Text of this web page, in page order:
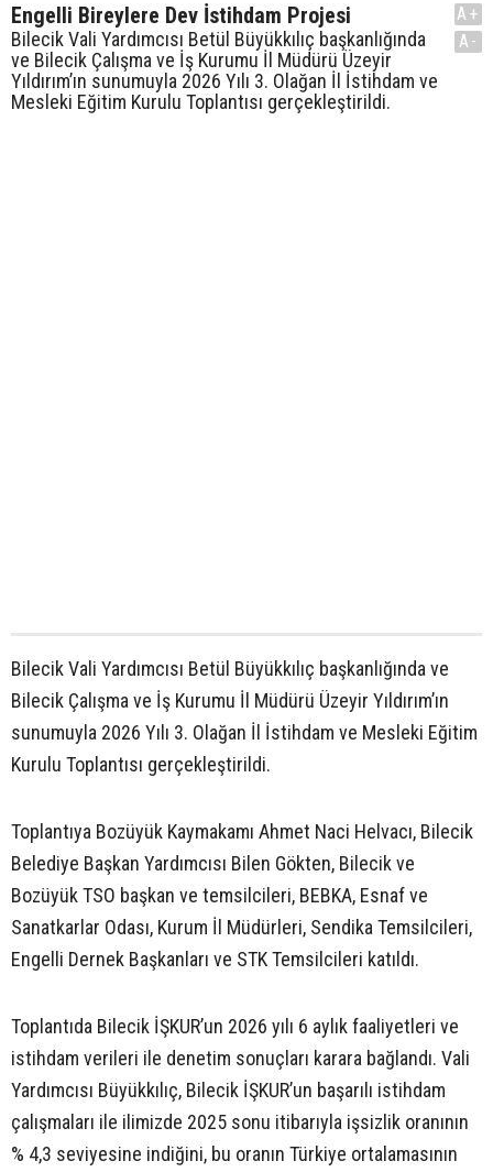
Engelli Bireylere Dev İstihdam Projesi
Bilecik Vali Yardımcısı Betül Büyükkılıç başkanlığında
ve Bilecik Çalışma ve İş Kurumu İl Müdürü Üzeyir
Yıldırım’ın sunumuyla 2026 Yılı 3. Olağan İl İstihdam ve
Mesleki Eğitim Kurulu Toplantısı gerçekleştirildi.
A+
A-
Bilecik Vali Yardımcısı Betül Büyükkılıç başkanlığında ve
Bilecik Çalışma ve İş Kurumu İl Müdürü Üzeyir Yıldırım’ın
sunumuyla 2026 Yılı 3. Olağan İl İstihdam ve Mesleki Eğitim
Kurulu Toplantısı gerçekleştirildi.
Toplantıya Bozüyük Kaymakamı Ahmet Naci Helvacı, Bilecik
Belediye Başkan Yardımcısı Bilen Gökten, Bilecik ve
Bozüyük TSO başkan ve temsilcileri, BEBKA, Esnaf ve
Sanatkarlar Odası, Kurum İl Müdürleri, Sendika Temsilcileri,
Engelli Dernek Başkanları ve STK Temsilcileri katıldı.
Toplantıda Bilecik İŞKUR’un 2026 yılı 6 aylık faaliyetleri ve
istihdam verileri ile denetim sonuçları karara bağlandı. Vali
Yardımcısı Büyükkılıç, Bilecik İŞKUR’un başarılı istihdam
çalışmaları ile ilimizde 2025 sonu itibarıyla işsizlik oranının
% 4,3 seviyesine indiğini, bu oranın Türkiye ortalamasının